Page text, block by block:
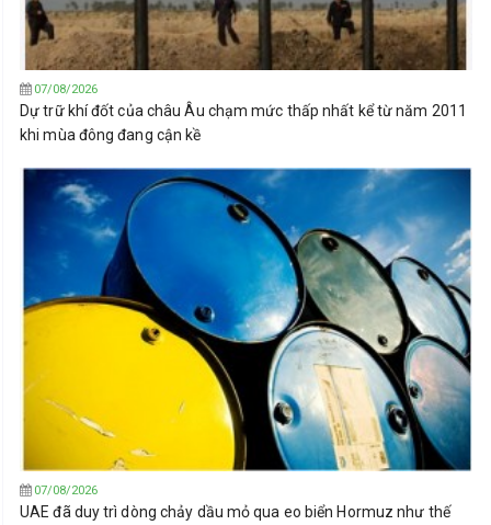
07/08/2026
Dự trữ khí đốt của châu Âu chạm mức thấp nhất kể từ năm 2011
khi mùa đông đang cận kề
07/08/2026
UAE đã duy trì dòng chảy dầu mỏ qua eo biển Hormuz như thế